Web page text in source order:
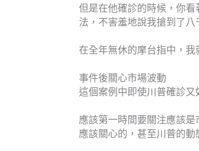
但是在他確診的時候，你
法，不害羞地說我搶到了八
在全年無休的摩台指中，我
事件後關心市場波動
這個案例中即使川普確診又
應該第一時間要關注應該
應該關心的，甚至川普的